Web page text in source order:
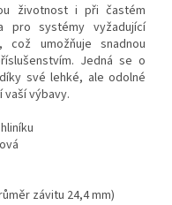
životnost i při častém
pro systémy vyžadující
, což umožňuje snadnou
Jedná se o
své lehké, ale odolné
výbavy.
závitu 24,4 mm)